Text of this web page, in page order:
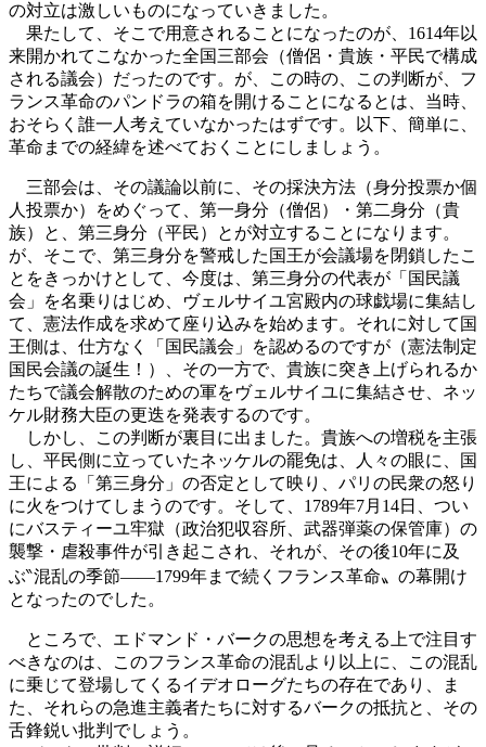
の対立は激しいものになっていきました。
果たして、そこで用意されることになったのが、1614年以
来開かれてこなかった全国三部会（僧侶・貴族・平民で構成
される議会）だったのです。が、この時の、この判断が、フ
ランス革命のパンドラの箱を開けることになるとは、当時、
おそらく誰一人考えていなかったはずです。以下、簡単に、
革命までの経緯を述べておくことにしましょう。
三部会は、その議論以前に、その採決方法（身分投票か個
人投票か）をめぐって、第一身分（僧侶）・第二身分（貴
族）と、第三身分（平民）とが対立することになります。
が、そこで、第三身分を警戒した国王が会議場を閉鎖したこ
とをきっかけとして、今度は、第三身分の代表が「国民議
会」を名乗りはじめ、ヴェルサイユ宮殿内の球戯場に集結し
て、憲法作成を求めて座り込みを始めます。それに対して国
王側は、仕方なく「国民議会」を認めるのですが（憲法制定
国民会議の誕生！）、その一方で、貴族に突き上げられるか
たちで議会解散のための軍をヴェルサイユに集結させ、ネッ
ケル財務大臣の更迭を発表するのです。
しかし、この判断が裏目に出ました。貴族への増税を主張
し、平民側に立っていたネッケルの罷免は、人々の眼に、国
王による「第三身分」の否定として映り、パリの民衆の怒り
に火をつけてしまうのです。そして、1789年7月14日、つい
にバスティーユ牢獄（政治犯収容所、武器弾薬の保管庫）の
襲撃・虐殺事件が引き起こされ、それが、その後10年に及
ぶ‶混乱の季節——1799年まで続くフランス革命〟の幕開け
となったのでした。
ところで、エドマンド・バークの思想を考える上で注目す
べきなのは、このフランス革命の混乱より以上に、この混乱
に乗じて登場してくるイデオローグたちの存在であり、ま
た、それらの急進主義者たちに対するバークの抵抗と、その
舌鋒鋭い批判でしょう。